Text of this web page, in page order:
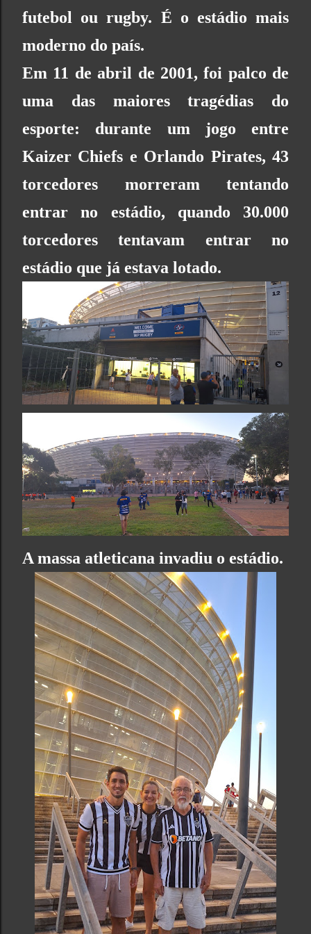
futebol ou rugby. É o estádio mais
moderno do país.
Em 11 de abril de 2001, foi palco de
uma das maiores tragédias do
esporte: durante um jogo entre
Kaizer Chiefs e Orlando Pirates, 43
torcedores morreram tentando
entrar no estádio, quando 30.000
torcedores tentavam entrar no
estádio que já estava lotado.
A massa atleticana invadiu o estádio.